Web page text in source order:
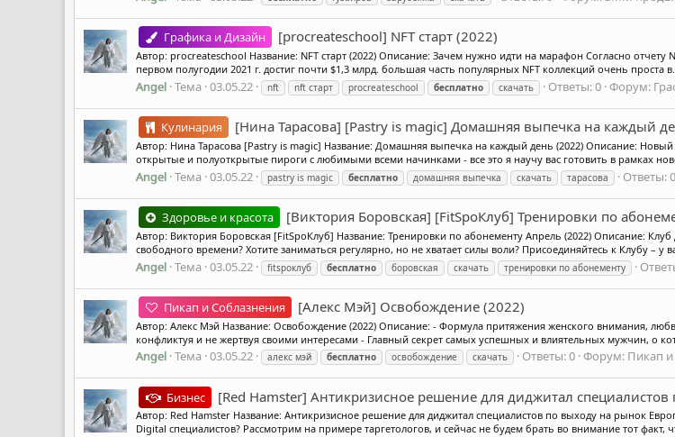
Графика и Дизайн [procreateschool] NFT старт (2022)
Автор: procreateschool Название: NFT старт (2022) Описание: Зачем нужно идти на марафон Согласно
первом полугодии 2021 г. достиг почти $1,3 млрд. большая часть популярных NFT коллекций очень проста
Angel Тема 03.05.22 nft nft старт procreateschool бесплатно скачать Ответы: 0 Форум:
Кулинария [Нина Тарасова] [Pastry is magic] Домашняя выпечка на каждый
Автор: Нина Тарасова [Pastry is magic] Название: Домашняя выпечка на каждый день (2022) Описание:
открытые и полуоткрытые пироги с любимыми всеми начинками - все это я научу вас готовить в рамках
Angel Тема 03.05.22 pastry is magic бесплатно домашняя выпечка скачать тарасова Ответы: 0
Здоровье и красота [Виктория Боровская] [FitSpoКлуб] Тренировки по
Автор: Виктория Боровская [FitSpoКлуб] Название: Тренировки по абонементу Апрель (2022) Описание:
свободного времени? Хотите заниматься регулярно, но не хватает силы воли? Присоединяйтесь к Клубу – у
Angel Тема 03.05.22 fitspoклуб бесплатно боровская скачать тренировки по абонементу
Пикап и Соблазнения [Алекс Мэй] Освобождение (2022)
Автор: Алекс Мэй Название: Освобождение (2022) Описание: - Формула притяжения женского внимания,
конфликтуя и не жертвуя своими интересами - Главный секрет самых успешных и влиятельных мужчин, о
Angel Тема 03.05.22 алекс мэй бесплатно освобождение скачать Ответы: 0 Форум: Пикап
Бизнес [Red Hamster] Антикризисное решение для диджитал
Автор: Red Hamster Название: Антикризисное решение для диджитал специалистов по выходу на рынок
Digital специалистов? Рассмотрим на примере таргетологов, и сейчас не будем брать во внимание тот факт,